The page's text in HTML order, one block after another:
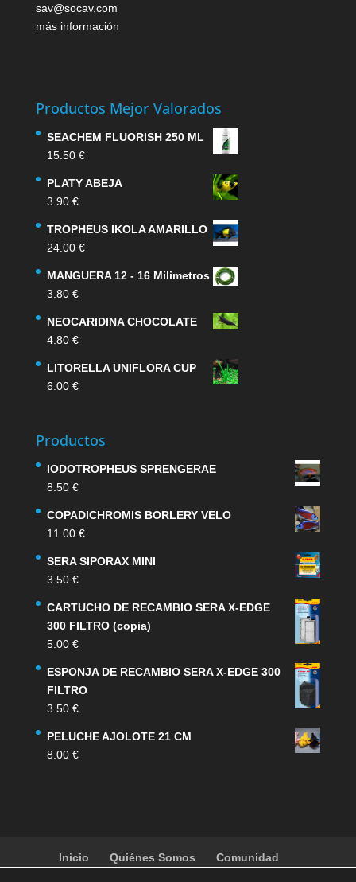
sav@socav.com
más información
Productos Mejor Valorados
SEACHEM FLUORISH 250 ML
15.50 €
PLATY ABEJA
3.90 €
TROPHEUS IKOLA AMARILLO
24.00 €
MANGUERA 12 - 16 Milimetros
3.80 €
NEOCARIDINA CHOCOLATE
4.80 €
LITORELLA UNIFLORA CUP
6.00 €
Productos
IODOTROPHEUS SPRENGERAE
8.50 €
COPADICHROMIS BORLERY VELO
11.00 €
SERA SIPORAX MINI
3.50 €
CARTUCHO DE RECAMBIO SERA X-EDGE
300 FILTRO (copia)
5.00 €
ESPONJA DE RECAMBIO SERA X-EDGE 300
FILTRO
3.50 €
PELUCHE AJOLOTE 21 CM
8.00 €
Inicio Quiénes Somos
Comunidad